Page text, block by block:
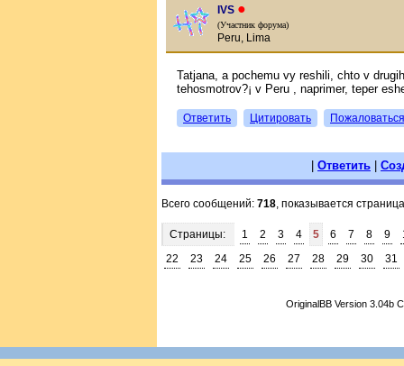
IVS ●
(Участник форума)
Peru, Lima
Tatjana, a pochemu vy reshili, chto v
tehosmotrov?¡ v Peru , naprimer, teper
Ответить Цитировать Пожаловаться
Ответить
Всего сообщений: 718, показывается
Страницы: 1 2 3 4 5 6 7 8 9
22
23 24 25 26 27 28 29 30 31
OriginalBB Version 3.04b